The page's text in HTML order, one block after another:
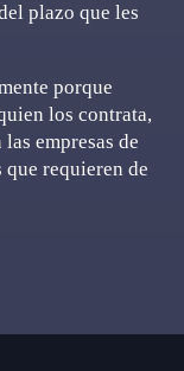
plazo que les
porque
los contrata,
empresas de
que requieren de